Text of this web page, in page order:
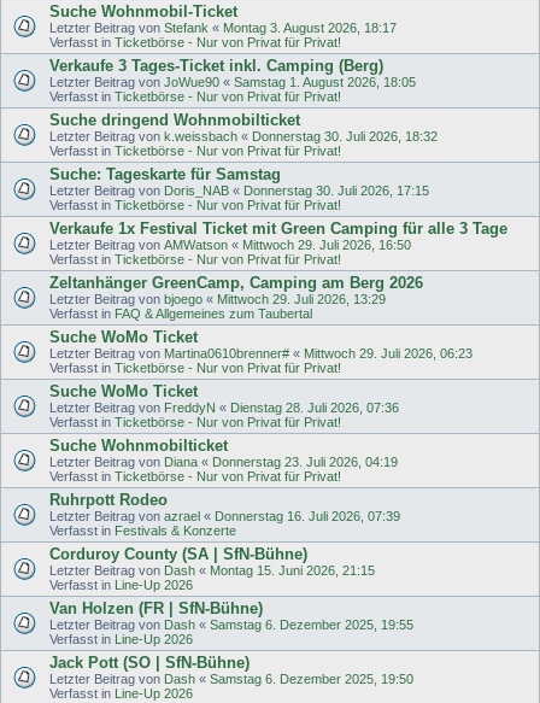
Suche Wohnmobil-Ticket
Letzter Beitrag von Stefank « Montag 3. August 2026, 18:17
Verfasst in Ticketbörse - Nur von Privat für Privat!
Verkaufe 3 Tages-Ticket inkl. Camping (Berg)
Letzter Beitrag von JoWue90 « Samstag 1. August 2026, 18:05
Verfasst in Ticketbörse - Nur von Privat für Privat!
Suche dringend Wohnmobilticket
Letzter Beitrag von k.weissbach « Donnerstag 30. Juli 2026, 18:32
Verfasst in Ticketbörse - Nur von Privat für Privat!
Suche: Tageskarte für Samstag
Letzter Beitrag von Doris_NAB « Donnerstag 30. Juli 2026, 17:15
Verfasst in Ticketbörse - Nur von Privat für Privat!
Verkaufe 1x Festival Ticket mit Green Camping für alle 3 Tage
Letzter Beitrag von AMWatson « Mittwoch 29. Juli 2026, 16:50
Verfasst in Ticketbörse - Nur von Privat für Privat!
Zeltanhänger GreenCamp, Camping am Berg 2026
Letzter Beitrag von bjoego « Mittwoch 29. Juli 2026, 13:29
Verfasst in FAQ & Allgemeines zum Taubertal
Suche WoMo Ticket
Letzter Beitrag von Martina0610brenner# « Mittwoch 29. Juli 2026, 06:23
Verfasst in Ticketbörse - Nur von Privat für Privat!
Suche WoMo Ticket
Letzter Beitrag von FreddyN « Dienstag 28. Juli 2026, 07:36
Verfasst in Ticketbörse - Nur von Privat für Privat!
Suche Wohnmobilticket
Letzter Beitrag von Diana « Donnerstag 23. Juli 2026, 04:19
Verfasst in Ticketbörse - Nur von Privat für Privat!
Ruhrpott Rodeo
Letzter Beitrag von azrael « Donnerstag 16. Juli 2026, 07:39
Verfasst in Festivals & Konzerte
Corduroy County (SA | SfN-Bühne)
Letzter Beitrag von Dash « Montag 15. Juni 2026, 21:15
Verfasst in Line-Up 2026
Van Holzen (FR | SfN-Bühne)
Letzter Beitrag von Dash « Samstag 6. Dezember 2025, 19:55
Verfasst in Line-Up 2026
Jack Pott (SO | SfN-Bühne)
Letzter Beitrag von Dash « Samstag 6. Dezember 2025, 19:50
Verfasst in Line-Up 2026